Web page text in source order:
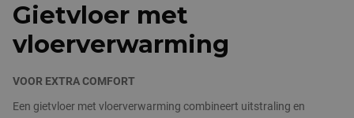
Nieuws & blog
Contact
Gietvloer met
vloerverwarming
VOOR EXTRA COMFORT
Een gietvloer met vloerverwarming combineert uitstraling en